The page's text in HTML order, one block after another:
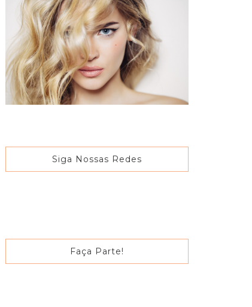
Siga Nossas Redes
Faça Parte!